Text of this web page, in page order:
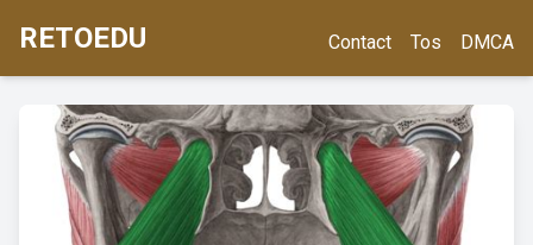
RETOEDU Contact Tos DMCA